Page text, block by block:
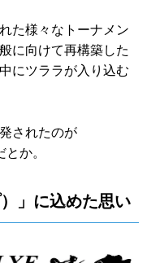
た様々なトーナメン
に向けて再構築した
にツララが入り込む
されたのが
か。
」に込めた思い